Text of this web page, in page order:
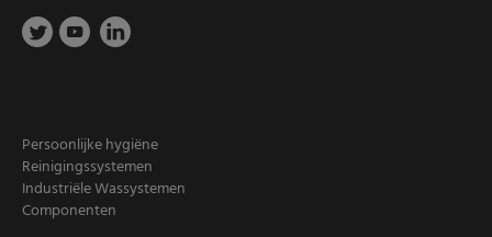
Persoonlijke hygiëne
Reinigingssystemen
Industriële Wassystemen
Componenten